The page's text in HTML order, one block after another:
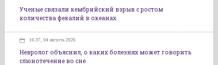
Ученые связали кембрийский взрыв с ростом
количества фекалий в океанах
16:37, 04 августа 2026
Невролог объяснил, о каких болезнях может говорить
слюнотечение во сне